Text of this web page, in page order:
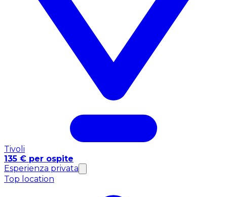
Tivoli
135 € per ospite
Esperienza privata
Top location